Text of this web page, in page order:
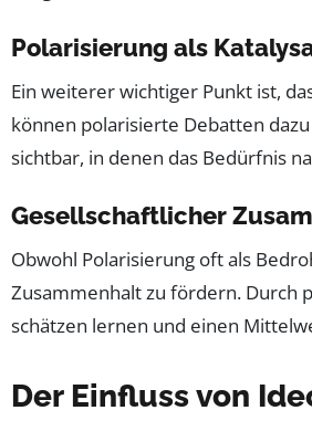
Polarisierung als
Ein weiterer wichtiger Punkt ist,
können polarisierte Debatten
sichtbar, in denen das Bedürfnis
Gesellschaftlicher
Obwohl Polarisierung oft als
Zusammenhalt zu fördern. Durch
schätzen lernen und einen
Der Einfluss von